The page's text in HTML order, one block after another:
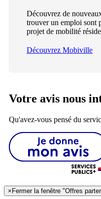
Découvrez de
trouver un emploi sont
projet de mobilité
Découvrez Mobiville
Votre avis nous
Qu'avez-vous pensé du
× Fermer la fenêtre "Offres